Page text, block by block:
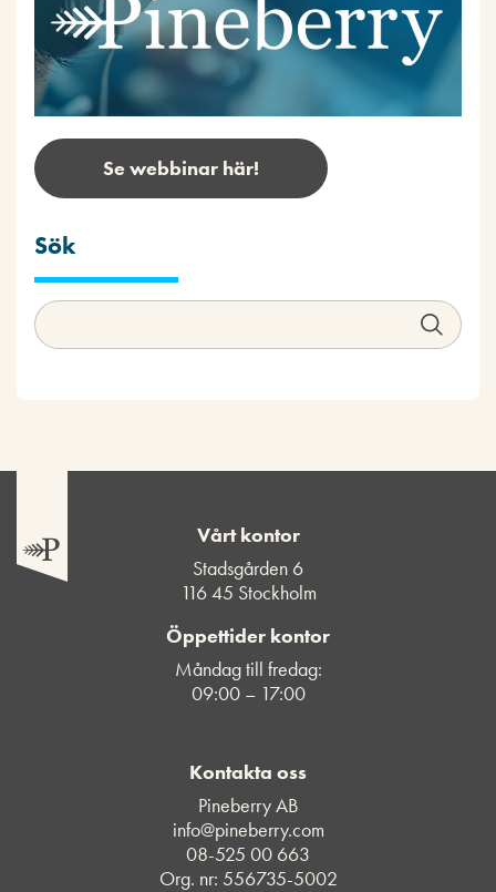
Se webbinar här!
Sök
Vårt kontor
Stadsgården 6
116 45 Stockholm
Öppettider kontor
Måndag till fredag:
09:00 – 17:00
Kontakta oss
Pineberry AB
info@pineberry.com
08-525 00 663
Org. nr: 556735-5002